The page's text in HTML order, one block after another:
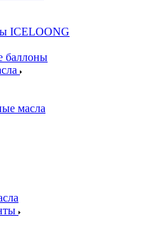
ICELOONG
баллоны
масла